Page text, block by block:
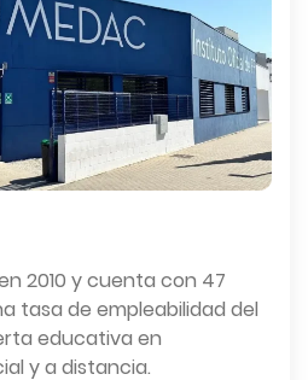
2010 y cuenta con 47
tasa de empleabilidad del
educativa en
y a distancia.